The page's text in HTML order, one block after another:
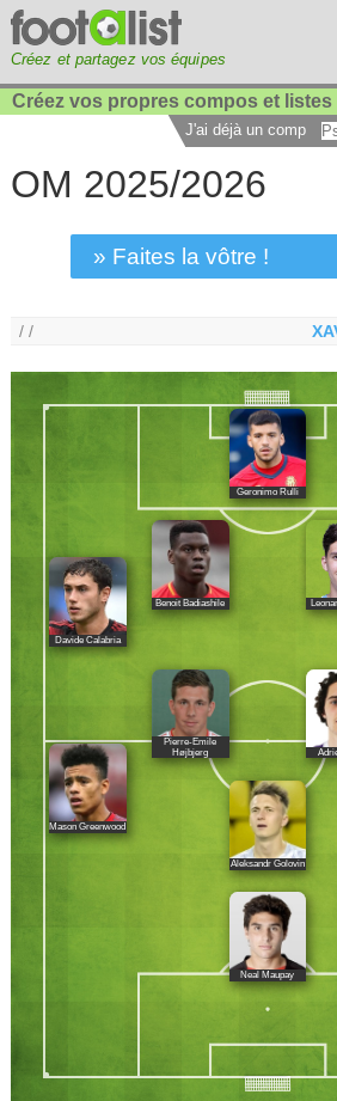
Créez et partagez vos équipes
Créez vos propres compos et listes
J'ai déjà un compte :
OM 2025/2026
» Faites la vôtre !
/ /
Geronimo Rulli
Davide Calabria
Benoit Badiashile
Pierre-Emile
Højbjerg
Mason Greenwood
Aleksandr Golovin
Neal Maupay